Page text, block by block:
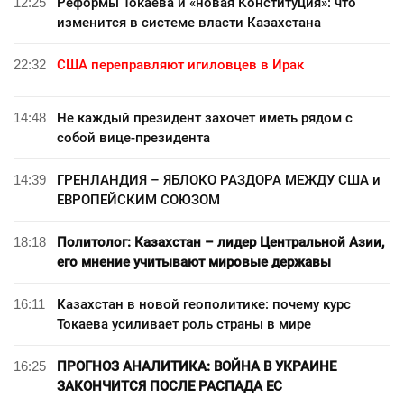
изменится в системе власти Казахстана
22:32 США переправляют игиловцев в Ирак
14:48
Не каждый президент захочет иметь рядом с
собой вице-президента
14:39
ГРЕНЛАНДИЯ – ЯБЛОКО РАЗДОРА МЕЖДУ США и
ЕВРОПЕЙСКИМ СОЮЗОМ
18:18
Политолог: Казахстан – лидер Центральной Азии,
его мнение учитывают мировые державы
16:11
Казахстан в новой геополитике: почему курс
Токаева усиливает роль страны в мире
16:25
ПРОГНОЗ АНАЛИТИКА: ВОЙНА В УКРАИНЕ
ЗАКОНЧИТСЯ ПОСЛЕ РАСПАДА ЕС